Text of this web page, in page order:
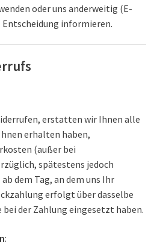
oder uns anderweitig (E-
informieren.
erstatten wir Ihnen alle
erhalten haben,
(außer bei
spätestens jedoch
dem Tag, an dem uns Ihr
erfolgt über dasselbe
der Zahlung eingesetzt haben.
: